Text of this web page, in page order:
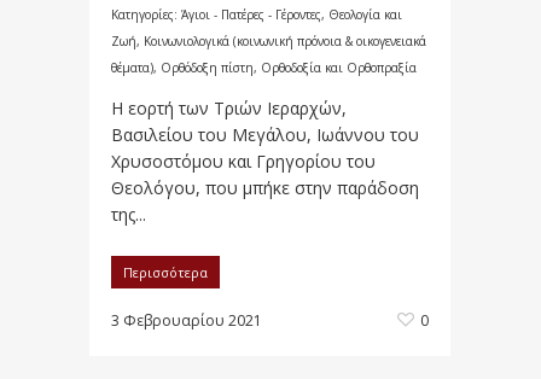
Κατηγορίες: Άγιοι - Πατέρες - Γέροντες, Θεολογία και
Ζωή, Κοινωνιολογικά (κοινωνική πρόνοια & οικογενειακά
θέματα), Ορθόδοξη πίστη, Ορθοδοξία και Ορθοπραξία
Η εορτή των Τριών Ιεραρχών,
Βασιλείου του Μεγάλου, Ιωάννου του
Χρυσοστόμου και Γρηγορίου του
Θεολόγου, που μπήκε στην παράδοση
της...
Περισσότερα
3 Φεβρουαρίου 2021 0